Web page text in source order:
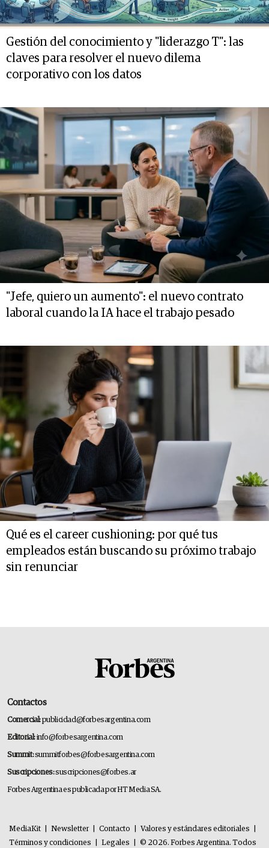
Gestión del conocimiento y "liderazgo T": las
claves para resolver el nuevo dilema
corporativo con los datos
"Jefe, quiero un aumento": el nuevo contrato
laboral cuando la IA hace el trabajo pesado
Qué es el career cushioning: por qué tus
empleados están buscando su próximo trabajo
sin renunciar
Contactos
Comercial:publicidad@forbesargentina.com
Editorial:info@forbesargentina.com
Summit:summitforbes@forbesargentina.com
Suscripciones:suscripciones@forbes.ar
Forbes Argentina es publicada por HT Media SA.
MediaKit Newsletter Contacto Valores y estándares editoriales
Términos y condiciones
Legales © 2026. Forbes Argentina. Todos